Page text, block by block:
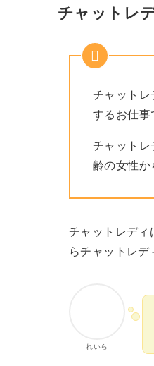
チャットレ
チャット
するお仕事
チャット
齢の女性か
チャットレディ
らチャットレデ
れいら